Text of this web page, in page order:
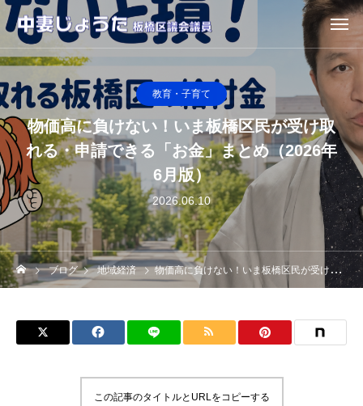
教育・子育て
物価高に負けない！いま板橋区民が受け取
れる・申請できる「お金」まとめ（2026年
6月版）
2026.06.10
ブログ 地域経済 物価高に負けない！いま板橋区民が受け取れる・申請できる「お金」まとめ（2026年6月版）
この記事のタイトルとURLをコピーする